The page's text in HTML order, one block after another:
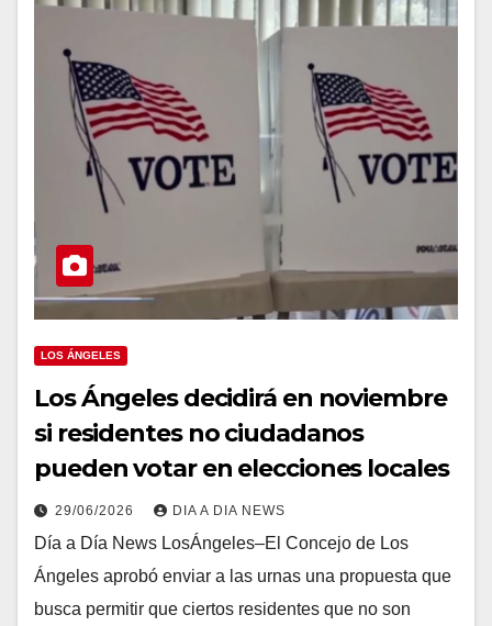
LOS ÁNGELES
Los Ángeles decidirá en noviembre
si residentes no ciudadanos
pueden votar en elecciones locales
29/06/2026 DIA A DIA NEWS
Día a Día News LosÁngeles–El Concejo de Los
Ángeles aprobó enviar a las urnas una propuesta que
busca permitir que ciertos residentes que no son